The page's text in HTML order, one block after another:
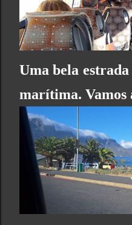
Uma bela
marítima. Vamos